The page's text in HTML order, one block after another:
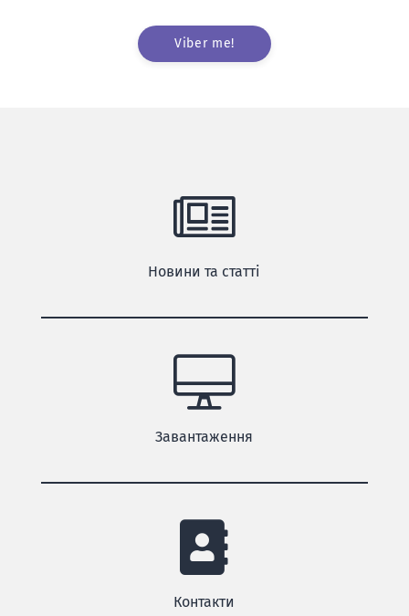
Viber me!
Новини та статті
Завантаження
Контакти